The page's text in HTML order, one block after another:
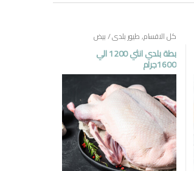
كل الاقسام,طيور بلدي / بيض
بطة بلدي انثي 1200 الي
1600جرام